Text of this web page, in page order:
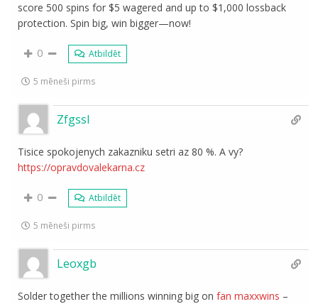
score 500 spins for $5 wagered and up to $1,000 lossback
protection. Spin big, win bigger—now!
0 Atbildēt
5 mēneši pirms
Zfgssl
Tisice spokojenych zakazniku setri az 80 %. A vy?
https://opravdovalekarna.cz
0 Atbildēt
5 mēneši pirms
Leoxgb
Solder together the millions winning big onfan maxxwins